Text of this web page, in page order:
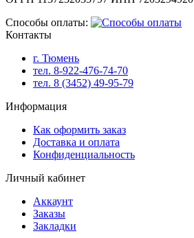
Способы оплаты:
Контакты
г. Тюмень
тел. 8-922-476-74-70
тел. 8 (3452) 49-95-79
Информация
Как оформить заказ
Доставка и оплата
Конфиденциальность
Личный кабинет
Аккаунт
Заказы
Закладки